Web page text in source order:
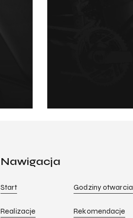
Nawigacja
Start
Realizacje
Godziny otwarcia
Rekomendacje